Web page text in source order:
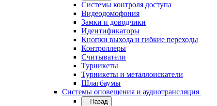
Системы контроля доступа
Видеодомофония
Замки и доводчики
Идентификаторы
Кнопки выхода и гибкие переходы
Контроллеры
Считыватели
Турникеты
Турникеты и металлоискатели
Шлагбаумы
Системы оповещения и аудиотрансляция
Назад